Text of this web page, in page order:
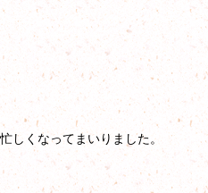
しくなってまいりました。